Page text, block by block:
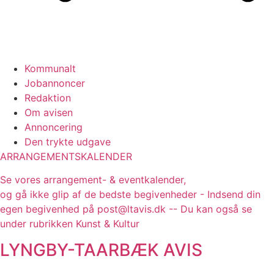
Kommunalt
Jobannoncer
Redaktion
Om avisen
Annoncering
Den trykte udgave
ARRANGEMENTSKALENDER
Se vores arrangement- & eventkalender,
og gå ikke glip af de bedste begivenheder - Indsend din
egen begivenhed på post@ltavis.dk -- Du kan også se
under rubrikken Kunst & Kultur
LYNGBY-TAARBÆK AVIS